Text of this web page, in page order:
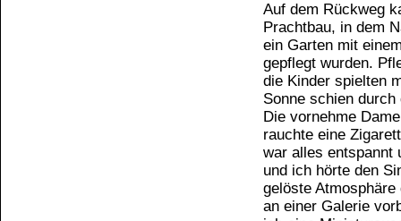
Auf dem Rückweg
Prachtbau, in dem
ein Garten mit
gepflegt wurden.
die Kinder spielten
Sonne schien
Die vornehme
rauchte eine
war alles entspannt
und ich hörte den
gelöste
an einer Galerie